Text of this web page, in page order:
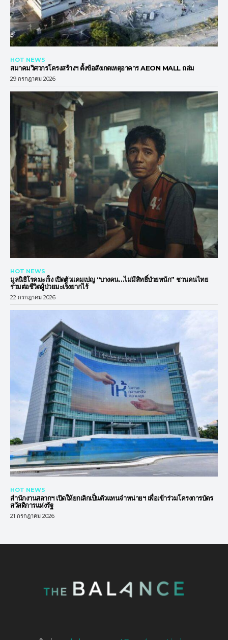
HOT NEWS
สมาคมวิศวกรโครงสร้างฯ ตั้งข้อสังเกตเหตุอาคาร AEON MALL ถล่ม
29 กรกฎาคม 2026
HOT NEWS
มูลนิธิโรคมะเร็ง เปิดตัวแคมเปญ “บางคน…ไม่มีสิทธิ์ป่วยหนัก” ชวนคนไทย
ร่วมต่อชีวิตผู้ป่วยมะเร็งยากไร้
22 กรกฎาคม 2026
HOT NEWS
สำนักงานสลากฯ เปิดให้ยกเลิกเป็นตัวแทนจำหน่ายฯ เพื่อเข้าร่วมโครงการบัตร
สวัสดิการแห่งรัฐ
21 กรกฎาคม 2026